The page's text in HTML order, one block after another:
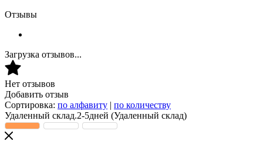
Отзывы
Загрузка отзывов...
Нет отзывов
Добавить отзыв
Сортировка: по алфавиту | по количеству
Удаленный склад.2-5дней (Удаленный склад)